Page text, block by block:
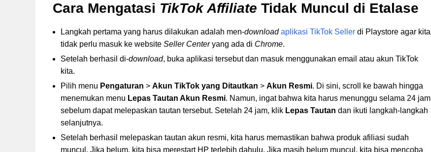
Cara Mengatasi TikTok Affiliate Tidak Muncul di Etalase
Langkah pertama yang harus dilakukan adalah men-download aplikasi TikTok Seller di Playstore agar kita
tidak perlu masuk ke website Seller Centeryang ada di Chrome.
Setelah berhasil di-download, buka aplikasi tersebut dan masuk menggunakan email atau akun TikTok
kita.
Pilih menu Pengaturan > Akun TikTok yang Ditautkan > Akun Resmi. Di sini, scroll ke bawah hingga
menemukan menu Lepas Tautan Akun Resmi. Namun, ingat bahwa kita harus menunggu selama 24 jam
sebelum dapat melepaskan tautan tersebut. Setelah 24 jam, klik Lepas Tautan dan ikuti langkah-langkah
selanjutnya.
Setelah berhasil melepaskan tautan akun resmi, kita harus memastikan bahwa produk afiliasi sudah
muncul. Jika belum, kita bisa merestart HP terlebih dahulu. Jika masih belum muncul, kita bisa mencoba